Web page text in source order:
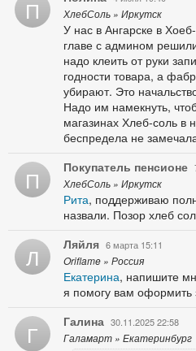
П
ХлебСоль » Иркутск
У нас в Ангарске в
главе с админом
надо клеить от руки
годности товара, а
убирают. Это
Надо им намекнуть,
магазинах Хлеб-соль в
беспредела не
П Покупатель пенсионе
ХлебСоль » Иркутск
Рита, поддерживаю
назвали. Позор хлеб
Л Ляйля 6 марта 15:11
Oriflame » Россия
Екатерина, напишите
я помогу вам оформить
Г Галина 30.11.2025 22:58
Галамарт » Екатеринбург